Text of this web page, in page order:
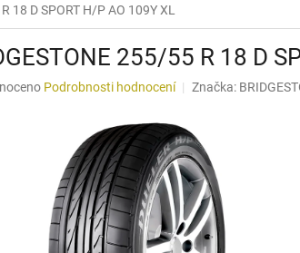
18 D SPORT H/P AO 109Y XL
255/55 R 18 D
Podrobnosti hodnocení Značka: